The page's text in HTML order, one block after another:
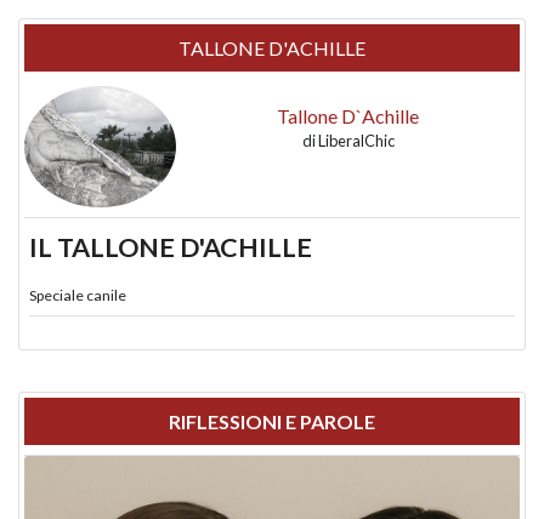
TALLONE D'ACHILLE
Tallone D`Achille
diLiberalChic
IL TALLONE D'ACHILLE
Speciale canile
RIFLESSIONI E PAROLE